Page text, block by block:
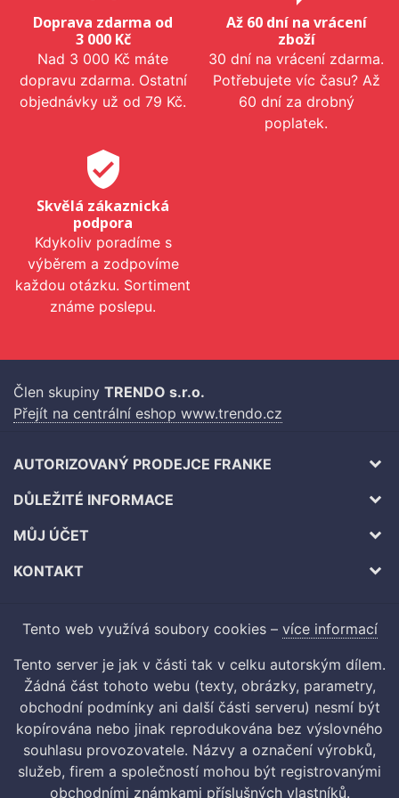
Doprava zdarma od
3 000 Kč
Nad 3 000 Kč máte
dopravu zdarma. Ostatní
objednávky už od 79 Kč.
Až 60 dní na vrácení
zboží
30 dní na vrácení zdarma.
Potřebujete víc času? Až
60 dní za drobný
poplatek.
verified_user
Skvělá zákaznická
podpora
Kdykoliv poradíme s
výběrem a zodpovíme
každou otázku. Sortiment
známe poslepu.
Člen skupiny TRENDO s.r.o.
Přejít na centrální eshop www.trendo.cz
AUTORIZOVANÝ PRODEJCE FRANKE
DŮLEŽITÉ INFORMACE
MŮJ ÚČET
KONTAKT
Tento web využívá soubory cookies – více informací
Tento server je jak v části tak v celku autorským dílem.
Žádná část tohoto webu (texty, obrázky, parametry,
obchodní podmínky ani další části serveru) nesmí být
kopírována nebo jinak reprodukována bez výslovného
souhlasu provozovatele. Názvy a označení výrobků,
služeb, firem a společností mohou být registrovanými
obchodními známkami příslušných vlastníků.